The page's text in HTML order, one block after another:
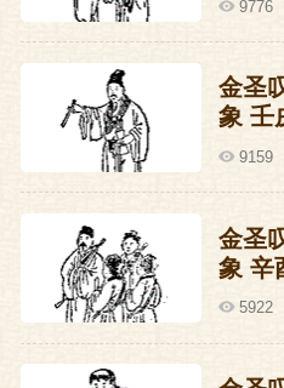
9776
金圣
象 壬
9159
金圣
象 辛
5922